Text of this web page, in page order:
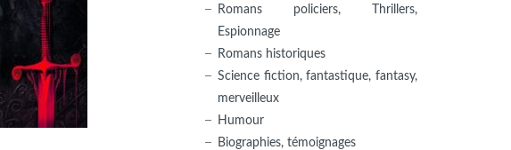
Romans policiers, Thrillers,
Espionnage
Romans historiques
Science fiction, fantastique, fantasy,
merveilleux
Humour
Biographies, témoignages